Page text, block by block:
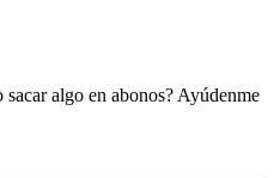
algo en abonos? Ayúdenme